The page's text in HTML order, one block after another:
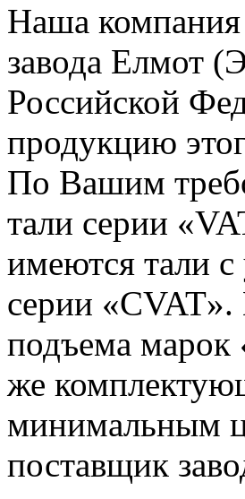
Наша
завода Елмот
Российской
продукцию
По Вашим
тали серии
имеются тали
серии «CVAT».
подъема
же
минимальным
поставщик